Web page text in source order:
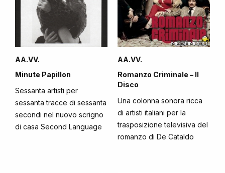
AA.VV.
Minute Papillon
Sessanta artisti per
sessanta tracce di sessanta
secondi nel nuovo scrigno
di casa Second Language
AA.VV.
Romanzo Criminale – Il
Disco
Una colonna sonora ricca
di artisti italiani per la
trasposizione televisiva del
romanzo di De Cataldo